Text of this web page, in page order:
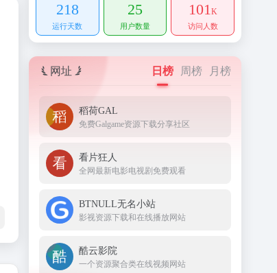
218
运行天数
25
用户数量
101K
访问人数
网址 日榜 周榜 月榜
稻荷GAL
免费Galgame资源下载分享社区
看片狂人
全网最新电影电视剧免费观看
BTNULL无名小站
影视资源下载和在线播放网站
酷云影院
一个资源聚合类在线视频网站